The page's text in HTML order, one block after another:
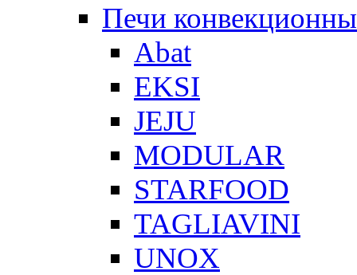
Печи
Abat
EKSI
JEJU
MODULAR
STARFOOD
TAGLIAVINI
UNOX